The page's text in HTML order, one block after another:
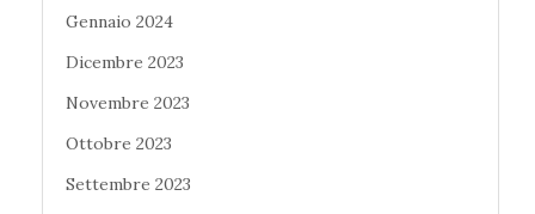
Gennaio 2024
Dicembre 2023
Novembre 2023
Ottobre 2023
Settembre 2023